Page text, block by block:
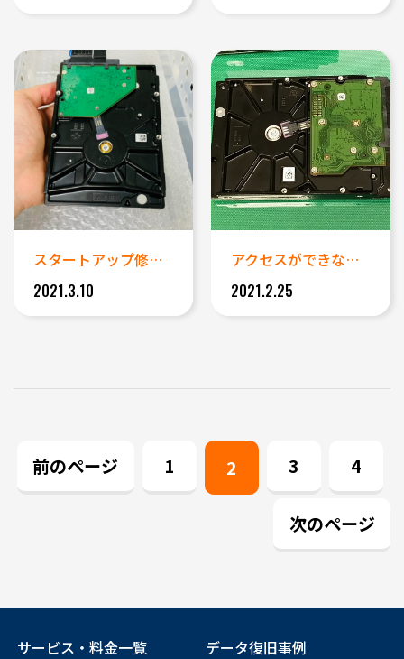
スタートアップ修復が終わらず起...
2021.3.10
アクセスができなくなったランデ...
2021.2.25
前のページ 1 2 3 4
次のページ
サービス・料金一覧
データ復旧事例